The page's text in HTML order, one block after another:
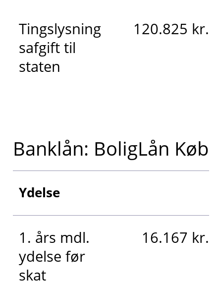
Tingslysning
safgift til
staten
120.825 kr.
Banklån: BoligLån Køb
Ydelse
1. års mdl.
ydelse før
skat
16.167 kr.